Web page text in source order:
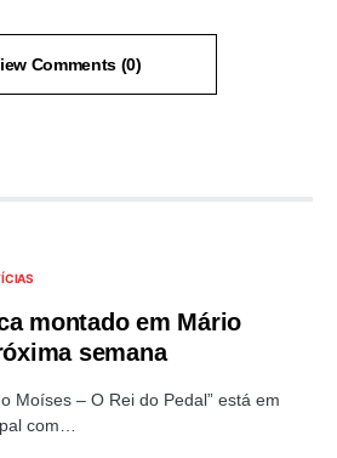
Comments (0)
montado em Mário
semana
Moíses – O Rei do Pedal” está em
com…